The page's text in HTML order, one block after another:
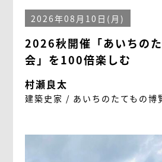
2026年08月10日(月)
2026秋開催「あいちの
会」を100倍楽しむ
村瀬良太
建築史家 / あいちのたてもの博